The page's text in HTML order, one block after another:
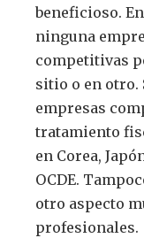
beneficioso.
ninguna
competitivas
sitio o en otro.
empresas
tratamiento
en Corea,
OCDE.
otro aspecto
profesionales.